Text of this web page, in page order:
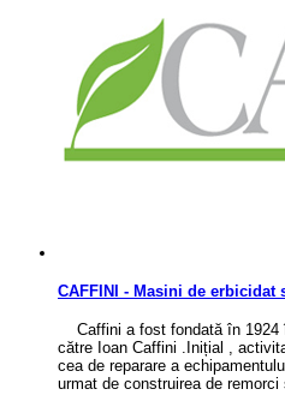
CAFFINI - Masini de erbicidat
Caffini a fost fondată în 1924
către Ioan Caffini .Inițial ,
cea de reparare a
urmat de construirea de